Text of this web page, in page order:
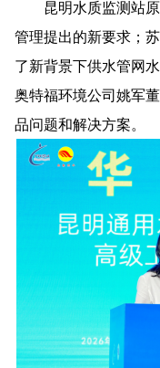
昆明水质监测站
管理提出的新要求；
了新背景下供水管网
奥特福环境公司姚军
品问题和解决方案。